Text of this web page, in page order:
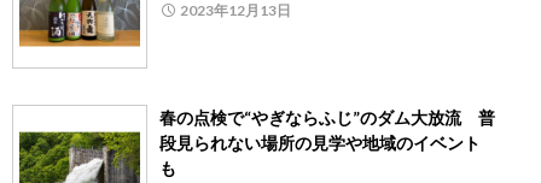
2023年12月13日
春の点検で“やぎならふじ”のダム大放流 普
段見られない場所の見学や地域のイベント
も